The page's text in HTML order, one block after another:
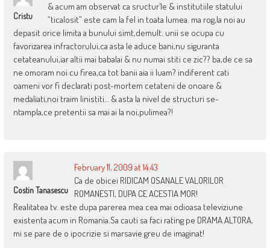
Cristu
& acum am observat ca sructur’le & institutiile statului
“ticalosit” este cam la fel in toata lumea. ma rog,la noi au
depasit orice limita a bunului simt,demult. unii se ocupa cu
favorizarea infractorului,ca asta le aduce bani,nu siguranta
cetateanului,iar altii mai babalai & nu numai stiti ce zic?? ba,de ce sa
ne omoram noi cu firea,ca tot banii aia ii luam? indiferent cati
oameni vor fi declarati post-mortem cetateni de onoare &
medaliati,noi traim linistiti… & asta la nivel de structuri se-
ntampla,ce pretentii sa mai ai la noi,pulimea?!
Costin Tanasescu
February 11, 2009 at 14:43
Ca de obicei RIDICAM OSANALE VALORILOR
ROMANESTI, DUPA CE ACESTIA MOR!
Realitatea tv. este dupa parerea mea cea mai odioasa televiziune
existenta acum in Romania.Sa cauti sa faci rating pe DRAMA ALTORA,
mi se pare de o ipocrizie si marsavie greu de imaginat!